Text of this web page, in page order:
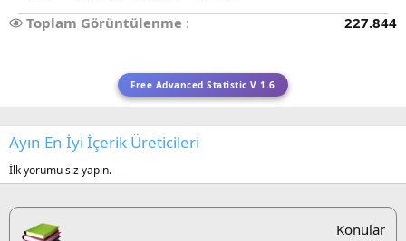
Toplam Görüntülenme 227.844
Free Advanced Statistic V 1.6
Ayın En İyi İçerik Üreticileri
İlk yorumu siz yapın.
Konular